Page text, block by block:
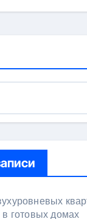
готовых домах